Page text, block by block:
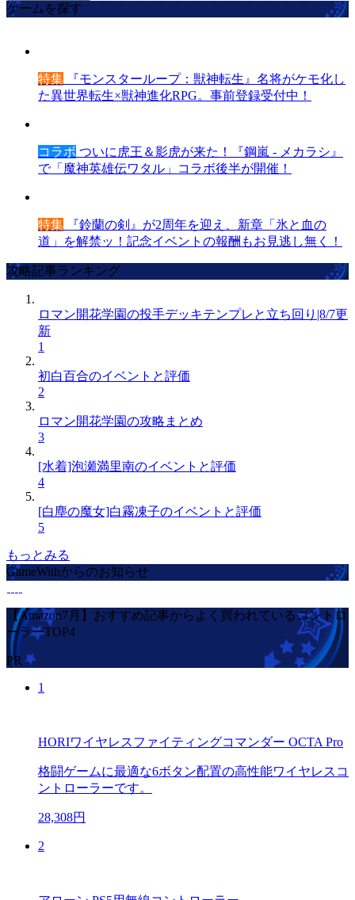
ゲームを探す
特集 『モンスターループ：獣神転生』名将がケモ化し
た異世界転生×獣神進化RPG。事前登録受付中！
コラボ ついに虎王＆影虎が来た！『鋼嵐 - メカラシ』
で「魔神英雄伝ワタル」コラボ後半が開催！
特集 『鈴蘭の剣』が2周年を迎え、新章「氷と血の
道」を解禁ッ！記念イベントの報酬もお見逃し無く！
攻略記事ランキング
ロマン開花学園の投手デッキテンプレと立ち回り|8/7更
新
1
初白百合のイベントと評価
2
ロマン開花学園の攻略まとめ
3
[水着]泡瀬満里南のイベントと評価
4
[白塵の魔女]白霧凍子のイベントと評価
5
もっとみる
GameWithからのお知らせ
【Amazon7月】おすすめ記事からよく買われているコントロ
ーラーTOP4
PR
1
HORIワイヤレスファイティングコマンダー OCTA Pro
格闘ゲームに最適な6ボタン配置の高性能ワイヤレスコ
ントローラーです。
28,308円
2